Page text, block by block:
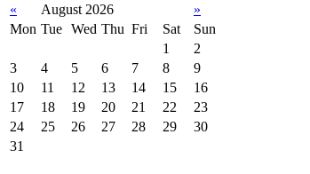
« August 2026
»
Mon Tue Wed Thu Fri Sat
Sun
1
2
3
4 5 6 7 8
9
10
11 12 13 14 15
16
17
18 19 20 21 22
23
24
25 26 27 28 29
30
31